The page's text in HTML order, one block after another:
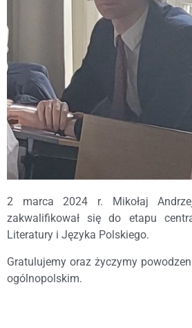
2 marca 2024 r. Mikołaj
zakwalifikował się do etapu
Literatury i Języka Polskiego.
Gratulujemy oraz życzymy
ogólnopolskim.